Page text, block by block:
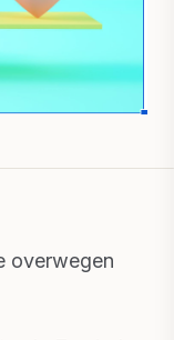
overwegen